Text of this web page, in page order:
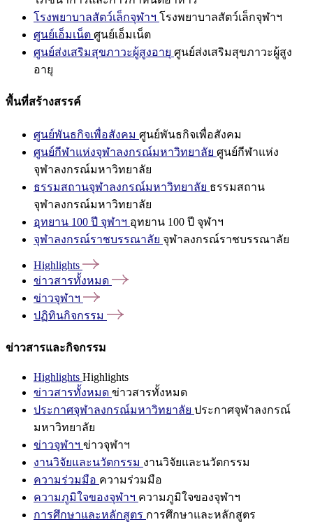
โรงพยาบาลสัตว์เล็กจุฬาฯ โรงพยาบาลสัตว์เล็กจุฬาฯ
ศูนย์เอ็มเน็ต ศูนย์เอ็มเน็ต
ศูนย์ส่งเสริมสุขภาวะผู้สูงอายุ ศูนย์ส่งเสริมสุขภาวะผู้สูง
อายุ
พื้นที่สร้างสรรค์
ศูนย์พันธกิจเพื่อสังคม ศูนย์พันธกิจเพื่อสังคม
ศูนย์กีฬาแห่งจุฬาลงกรณ์มหาวิทยาลัย ศูนย์กีฬาแห่ง
จุฬาลงกรณ์มหาวิทยาลัย
ธรรมสถานจุฬาลงกรณ์มหาวิทยาลัย ธรรมสถาน
จุฬาลงกรณ์มหาวิทยาลัย
อุทยาน 100 ปี จุฬาฯ อุทยาน 100 ปี จุฬาฯ
จุฬาลงกรณ์ราชบรรณาลัย จุฬาลงกรณ์ราชบรรณาลัย
Highlights
ข่าวสารทั้งหมด
ข่าวจุฬาฯ
ปฏิทินกิจกรรม
ข่าวสารและกิจกรรม
Highlights Highlights
ข่าวสารทั้งหมด ข่าวสารทั้งหมด
ประกาศจุฬาลงกรณ์มหาวิทยาลัย ประกาศจุฬาลงกรณ์
มหาวิทยาลัย
ข่าวจุฬาฯ ข่าวจุฬาฯ
งานวิจัยและนวัตกรรม งานวิจัยและนวัตกรรม
ความร่วมมือ ความร่วมมือ
ความภูมิใจของจุฬาฯ ความภูมิใจของจุฬาฯ
การศึกษาและหลักสูตร การศึกษาและหลักสูตร